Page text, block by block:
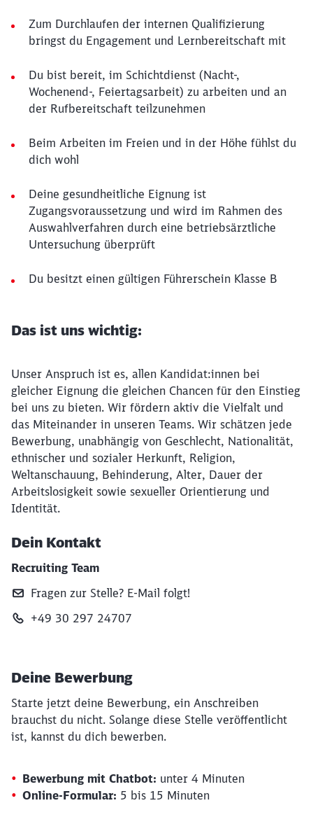
Zum Durchlaufen der internen Qualifizierung
bringst du Engagement und Lernbereitschaft mit
Du bist bereit, im Schichtdienst (Nacht-,
Wochenend-, Feiertagsarbeit) zu arbeiten und an
der Rufbereitschaft teilzunehmen
Beim Arbeiten im Freien und in der Höhe fühlst du
dich wohl
Deine gesundheitliche Eignung ist
Zugangsvoraussetzung und wird im Rahmen des
Auswahlverfahren durch eine betriebsärztliche
Untersuchung überprüft
Du besitzt einen gültigen Führerschein Klasse B
Das ist uns wichtig:
Unser Anspruch ist es, allen Kandidat:innen bei
gleicher Eignung die gleichen Chancen für den Einstieg
bei uns zu bieten. Wir fördern aktiv die Vielfalt und
das Miteinander in unseren Teams. Wir schätzen jede
Bewerbung, unabhängig von Geschlecht, Nationalität,
ethnischer und sozialer Herkunft, Religion,
Weltanschauung, Behinderung, Alter, Dauer der
Arbeitslosigkeit sowie sexueller Orientierung und
Identität.
Dein Kontakt
Recruiting Team
Fragen zur Stelle? E‑Mail folgt!
+49 30 297 24707
Deine Bewerbung
Starte jetzt deine Bewerbung, ein Anschreiben
brauchst du nicht. Solange diese Stelle veröffentlicht
ist, kannst du dich bewerben.
Bewerbung mit Chatbot: unter 4 Minuten
Online-Formular: 5 bis 15 Minuten